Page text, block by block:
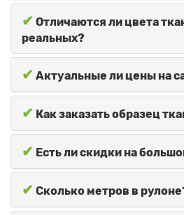
✔ Отличаются ли цвета
реальных?
✔ Актуальные ли цены на
✔ Как заказать образец
✔ Есть ли скидки на
✔ Сколько метров в